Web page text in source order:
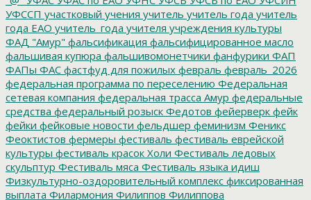
УФССП участковый учения учитель учитель года учитель
года ЕАО учитель_года учителя учреждения культуры
ФАД "Амур" фальсификация фальсифицированное масло
фальшивая купюра фальшивомонетчики фанфурики ФАП
ФАПы ФАС фастфуд для пожилых февраль февраль_2026
федеральная программа по переселению Федеральная
сетевая компания федеральная трасса Амур федеральные
средства федеральный розыск Федотов фейерверк фейк
фейки фейковые новости фельдшер феминизм Феникс
Феоктистов фермеры фестиваль фестиваль еврейской
культуры фестиваль красок Холи Фестиваль ледовых
скульптур Фестиваль мяса Фестиваль языка идиш
Физкультурно-оздоровительный комплекс фиксированная
выплата Филармония Филиппов Филиппова